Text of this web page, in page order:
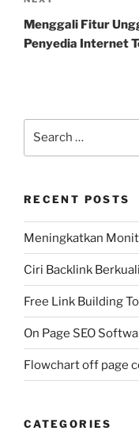
Post
Menggali Fitur
Penyedia Internet
RECENT POSTS
Meningkatkan
Ciri Backlink
Free Link Building
On Page SEO
Flowchart off page
CATEGORIES